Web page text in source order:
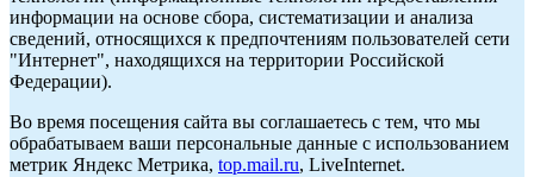
информации на основе сбора, систематизации и анализа
сведений, относящихся к предпочтениям пользователей сети
"Интернет", находящихся на территории Российской
Федерации).
Во время посещения сайта вы соглашаетесь с тем, что мы
обрабатываем ваши персональные данные с использованием
метрик Яндекс Метрика, top.mail.ru, LiveInternet.